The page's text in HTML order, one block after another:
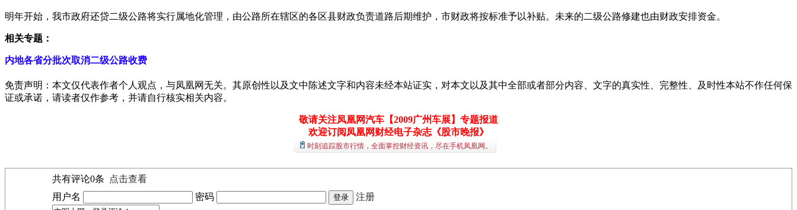
明年开始，我市政府还贷二级公路将实行属地化管理，由公路所在辖区的各区县财政负责道路后期维护，市财政将按标准予以补贴。未来的二级公路修建也由财政安排资金。
相关专题：
内地各省分批次取消二级公路收费
免责声明：本文仅代表作者个人观点，与凤凰网无关。其原创性以及文中陈述文字和内容未经本站证实，对本文以及其中全部或者部分内容、文字的真实性、完整性、及时性本站不作任何保
证或承诺，请读者仅作参考，并请自行核实相关内容。
敬请关注凤凰网汽车【2009广州车展】专题报道
欢迎订阅凤凰网财经电子杂志《股市晚报》
时刻追踪股市行情，全面掌控财经资讯，尽在手机凤凰网。
共有评论0条
点击查看
用户名
密码 注册